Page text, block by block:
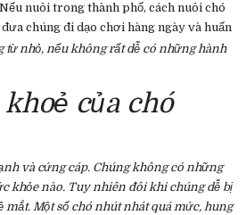
nuôi trong thành phố, cách nuôi chó
chúng đi dạo chơi hàng ngày và huấn
từ nhỏ, nếu không rất dễ có những hành
của chó
và cứng cáp. Chúng không có những
khỏe nào. Tuy nhiên đôi khi chúng dễ bị
mắt. Một số chó nhút nhát quá mức, hung